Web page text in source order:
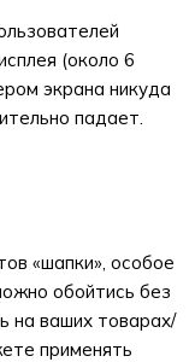
(около 6
экрана никуда
падает.
«шапки», особое
обойтись без
на ваших товарах/
применять